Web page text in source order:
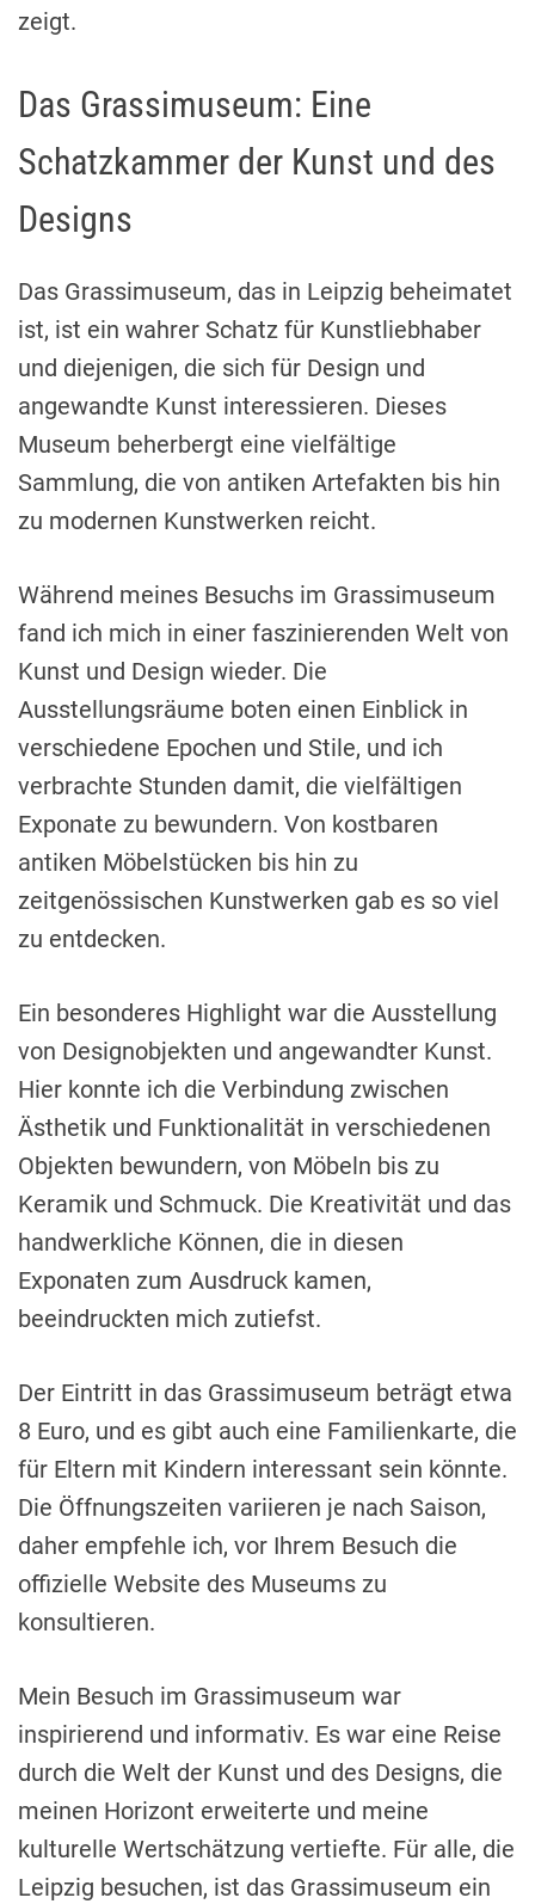
zeigt.
Das Grassimuseum: Eine
Schatzkammer der Kunst und des
Designs
Das Grassimuseum, das in Leipzig beheimatet
ist, ist ein wahrer Schatz für Kunstliebhaber
und diejenigen, die sich für Design und
angewandte Kunst interessieren. Dieses
Museum beherbergt eine vielfältige
Sammlung, die von antiken Artefakten bis hin
zu modernen Kunstwerken reicht.
Während meines Besuchs im Grassimuseum
fand ich mich in einer faszinierenden Welt von
Kunst und Design wieder. Die
Ausstellungsräume boten einen Einblick in
verschiedene Epochen und Stile, und ich
verbrachte Stunden damit, die vielfältigen
Exponate zu bewundern. Von kostbaren
antiken Möbelstücken bis hin zu
zeitgenössischen Kunstwerken gab es so viel
zu entdecken.
Ein besonderes Highlight war die Ausstellung
von Designobjekten und angewandter Kunst.
Hier konnte ich die Verbindung zwischen
Ästhetik und Funktionalität in verschiedenen
Objekten bewundern, von Möbeln bis zu
Keramik und Schmuck. Die Kreativität und das
handwerkliche Können, die in diesen
Exponaten zum Ausdruck kamen,
beeindruckten mich zutiefst.
Der Eintritt in das Grassimuseum beträgt etwa
8 Euro, und es gibt auch eine Familienkarte, die
für Eltern mit Kindern interessant sein könnte.
Die Öffnungszeiten variieren je nach Saison,
daher empfehle ich, vor Ihrem Besuch die
offizielle Website des Museums zu
konsultieren.
Mein Besuch im Grassimuseum war
inspirierend und informativ. Es war eine Reise
durch die Welt der Kunst und des Designs, die
meinen Horizont erweiterte und meine
kulturelle Wertschätzung vertiefte. Für alle, die
Leipzig besuchen, ist das Grassimuseum ein